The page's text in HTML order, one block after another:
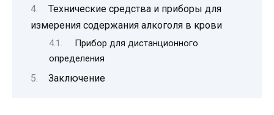
Технические средства и приборы для
измерения содержания алкоголя в крови
Прибор для дистанционного
определения
Заключение